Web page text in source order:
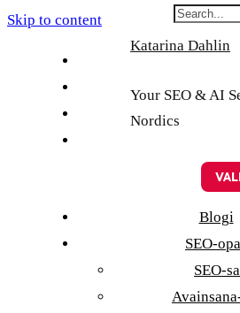
Skip to content
Katarina Dahlin
Your SEO & AI
Nordics
Blogi
SEO-
SEO-